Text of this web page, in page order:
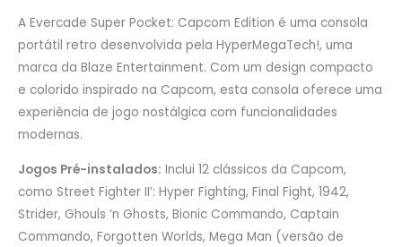
A Evercade Super Pocket: Capcom Edition é uma consola
portátil retro desenvolvida pela HyperMegaTech!, uma
marca da Blaze Entertainment. Com um design compacto
e colorido inspirado na Capcom, esta consola oferece uma
experiência de jogo nostálgica com funcionalidades
modernas.
Jogos Pré-instalados: Inclui 12 clássicos da Capcom,
como Street Fighter II’: Hyper Fighting, Final Fight, 1942,
Strider, Ghouls ‘n Ghosts, Bionic Commando, Captain
Commando, Forgotten Worlds, Mega Man (versão de